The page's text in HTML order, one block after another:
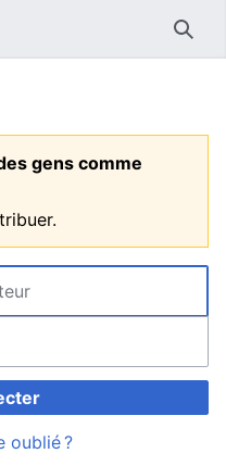
gens comme
oublié ?